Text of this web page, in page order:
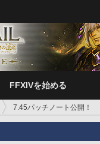
FFXIVを始める
7.45パッチノート公開！